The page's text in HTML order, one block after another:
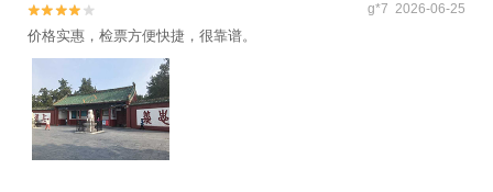

 g*7 2026-06-25
价格实惠，检票方便快捷，很靠谱。